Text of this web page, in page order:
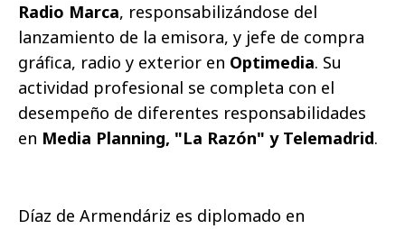
Radio Marca, responsabilizándose del
lanzamiento de la emisora, y jefe de compra
gráfica, radio y exterior en Optimedia. Su
actividad profesional se completa con el
desempeño de diferentes responsabilidades
en Media Planning, "La Razón" y Telemadrid.
Díaz de Armendáriz es diplomado en